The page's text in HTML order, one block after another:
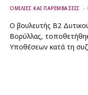
ΟΜΙΛΙΕΣ ΚΑΙ ΠΑΡΕΜΒΑΣΕΙΣ
Ο βουλευτής Β2
Βορύλλας,
Υποθέσεων κατά τη